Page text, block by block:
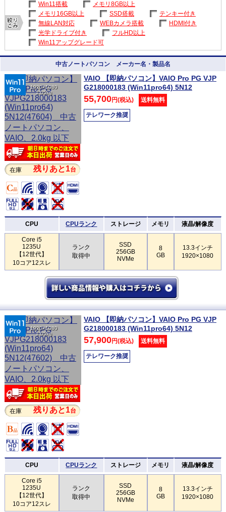
Win11搭載
メモリ8GB以上
メモリ16GB以上
SSD搭載
テンキー付き
無線LAN対応
WEBカメラ搭載
HDMI付き
光学ドライブ付き
フルHD以上
Win11アップグレード可
中古ノートパソコン メーカー名・製品名
1920×1080
1.05kg
在庫 残りあと1台
VAIO 【即納パソコン】VAIO Pro PG VJP
G218000183 (Win11pro64) 5N12
55,700円(税込) 送料無料
テレワーク推奨
CPU CPUランク ストレージ メモリ 液晶/解像度
Core i5
1235U
【12世代】
10コア12スレ
ランク
取得中
SSD
256GB
NVMe
8
GB
13.3インチ
1920×1080
1920×1080
1.05kg
在庫 残りあと1台
VAIO 【即納パソコン】VAIO Pro PG VJP
G218000183 (Win11pro64) 5N12
57,900円(税込) 送料無料
テレワーク推奨
CPU CPUランク ストレージ メモリ 液晶/解像度
Core i5
1235U
【12世代】
10コア12スレ
ランク
取得中
SSD
256GB
NVMe
8
GB
13.3インチ
1920×1080